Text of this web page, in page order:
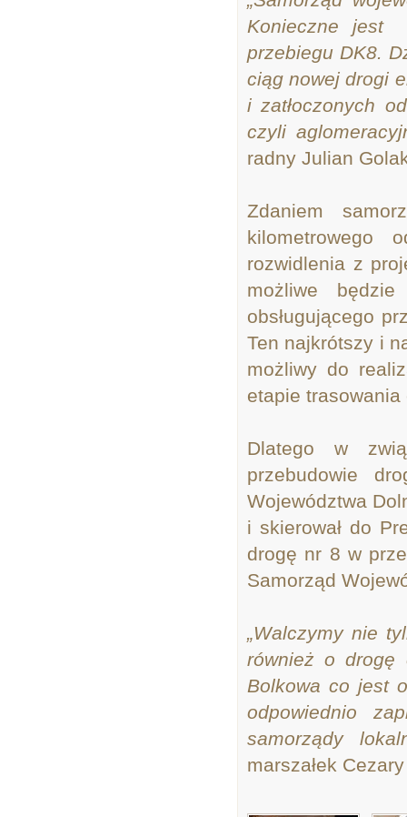
Konieczne jest
przebiegu DK8.
ciąg nowej drogi
i zatłoczonych
czyli
radny Julian
Zdaniem
kilometrowego
rozwidlenia z
możliwe będzie
obsługującego
Ten najkrótszy i
możliwy do
etapie
Dlatego w
przebudowie
Województwa
i skierował do
drogę nr 8 w
Samorząd
„Walczymy nie
również o drogę
Bolkowa co jest
odpowiednio
samorządy
marszałek